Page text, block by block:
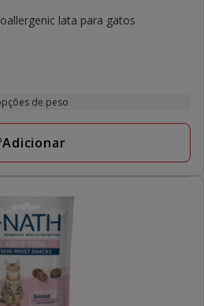
lata para gatos
de peso
Adicionar